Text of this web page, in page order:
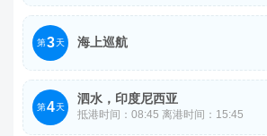
参考航班：1. CA975 12 月 02 日 北京
00:25 06:50
乘机飞往拥有“花园城市”美称的狮城——
抵达机场后专人接机，游览新加坡的标
殖民地风景区】【滨海湾花园】。中午
第3天 海上巡航
今日海上巡航，尽情享受船上的各项娱乐
第4天
泗水，印度尼西亚
抵港时间：08:45 离港时间：15:45